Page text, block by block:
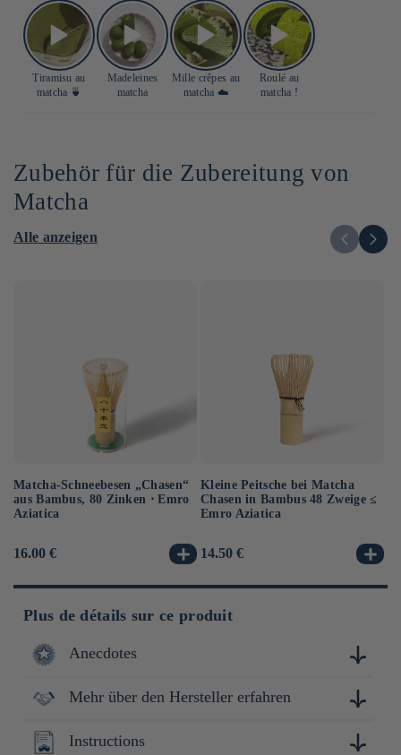
Tiramisu au
matcha 🍵
Madeleines
matcha
Mille crêpes au
matcha ☁️
Roulé au
matcha !
Zubehör für die Zubereitung von
Matcha
Alle anzeigen
Matcha-Schneebesen „Chasen“
aus Bambus, 80 Zinken ⋅ Emro
Aziatica
Normaler
16.00 €
Kleine Peitsche bei Matcha
Chasen in Bambus 48 Zweige ≤
Emro Aziatica
Normaler
14.50 €
Plus de détails sur ce produit
Anecdotes
Les premières traces du matcha au Japon remontent au
bouddhiste ramène de Chine des graines d'un thé d'un genre
nouveau : celui-ci se boit non pas infusé mais broyé en
Mehr über den Hersteller erfahren
Yamamasa Koyamaen est une marque prestigieuse de thé
Instructions